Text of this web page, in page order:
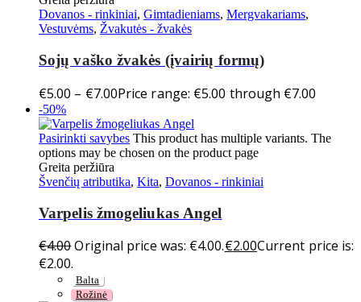
Dovanos - rinkiniai, Gimtadieniams, Mergvakariams,
Vestuvėms, Žvakutės - žvakės
Sojų vaško žvakės (įvairių formų)
€5.00 – €7.00Price range: €5.00 through €7.00
-50%
Pasirinkti savybes This product has multiple variants. The
options may be chosen on the product page
Greita peržiūra
Švenčių atributika, Kita, Dovanos - rinkiniai
Varpelis žmogeliukas Angel
€4.00Original price was: €4.00.€2.00Current price is:
€2.00.
Balta
Rožinė